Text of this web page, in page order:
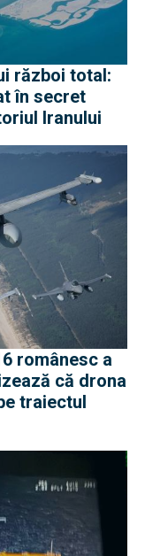
război total:
în secret
Iranului
românesc a
că drona
traiectul